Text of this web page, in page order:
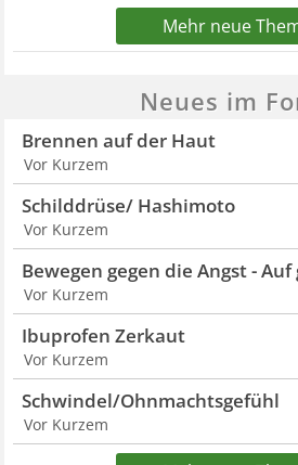
Mehr neue
Neues im
Brennen auf der Haut
Vor Kurzem
Schilddrüse/ Hashimoto
Vor Kurzem
Bewegen gegen die Angst - Auf
Vor Kurzem
Ibuprofen Zerkaut
Vor Kurzem
Schwindel/Ohnmachtsgefühl
Vor Kurzem